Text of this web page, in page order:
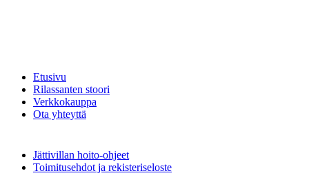
Etusivu
Rilassanten stoori
Verkkokauppa
Ota yhteyttä
Jättivillan hoito-ohjeet
Toimitusehdot ja rekisteriseloste